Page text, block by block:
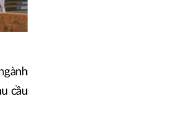
cầu